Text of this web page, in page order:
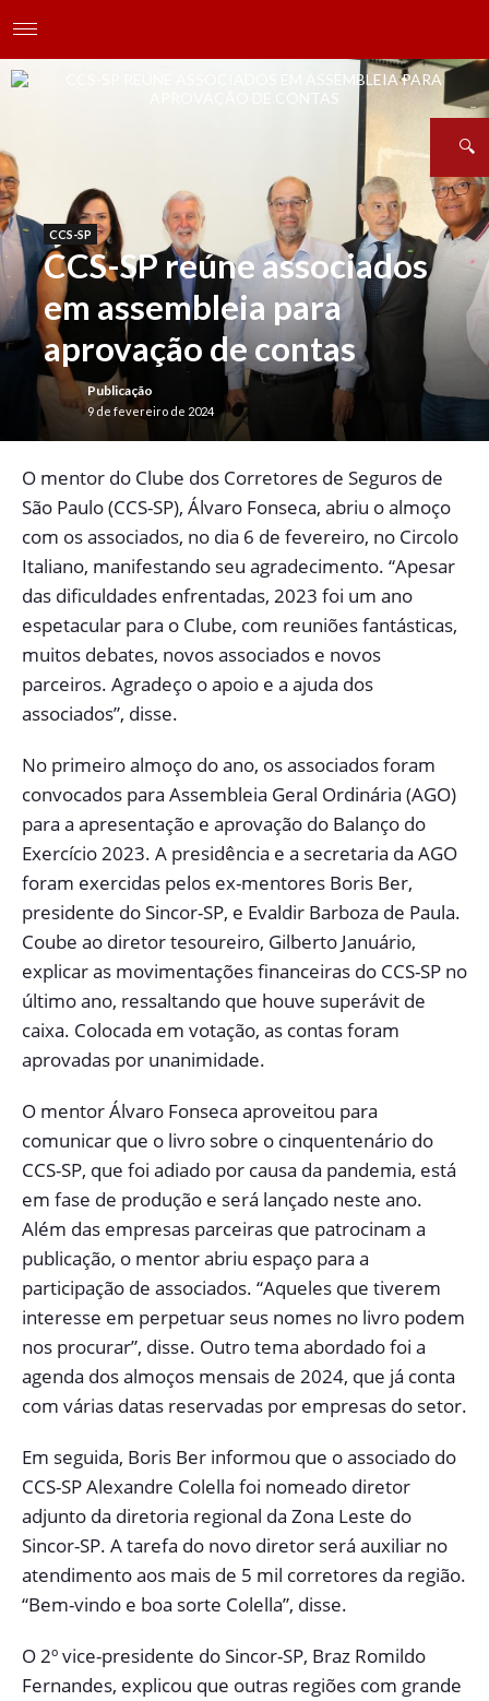
CCS-SP
CCS-SP reúne associados
em assembleia para
aprovação de contas
Publicação
9 de fevereiro de 2024
O mentor do Clube dos Corretores de Seguros de
São Paulo (CCS-SP), Álvaro Fonseca, abriu o almoço
com os associados, no dia 6 de fevereiro, no Circolo
Italiano, manifestando seu agradecimento. “Apesar
das dificuldades enfrentadas, 2023 foi um ano
espetacular para o Clube, com reuniões fantásticas,
muitos debates, novos associados e novos
parceiros. Agradeço o apoio e a ajuda dos
associados”, disse.
No primeiro almoço do ano, os associados foram
convocados para Assembleia Geral Ordinária (AGO)
para a apresentação e aprovação do Balanço do
Exercício 2023. A presidência e a secretaria da AGO
foram exercidas pelos ex-mentores Boris Ber,
presidente do Sincor-SP, e Evaldir Barboza de Paula.
Coube ao diretor tesoureiro, Gilberto Januário,
explicar as movimentações financeiras do CCS-SP no
último ano, ressaltando que houve superávit de
caixa. Colocada em votação, as contas foram
aprovadas por unanimidade.
O mentor Álvaro Fonseca aproveitou para
comunicar que o livro sobre o cinquentenário do
CCS-SP, que foi adiado por causa da pandemia, está
em fase de produção e será lançado neste ano.
Além das empresas parceiras que patrocinam a
publicação, o mentor abriu espaço para a
participação de associados. “Aqueles que tiverem
interesse em perpetuar seus nomes no livro podem
nos procurar”, disse. Outro tema abordado foi a
agenda dos almoços mensais de 2024, que já conta
com várias datas reservadas por empresas do setor.
Em seguida, Boris Ber informou que o associado do
CCS-SP Alexandre Colella foi nomeado diretor
adjunto da diretoria regional da Zona Leste do
Sincor-SP. A tarefa do novo diretor será auxiliar no
atendimento aos mais de 5 mil corretores da região.
“Bem-vindo e boa sorte Colella”, disse.
O 2º vice-presidente do Sincor-SP, Braz Romildo
Fernandes, explicou que outras regiões com grande